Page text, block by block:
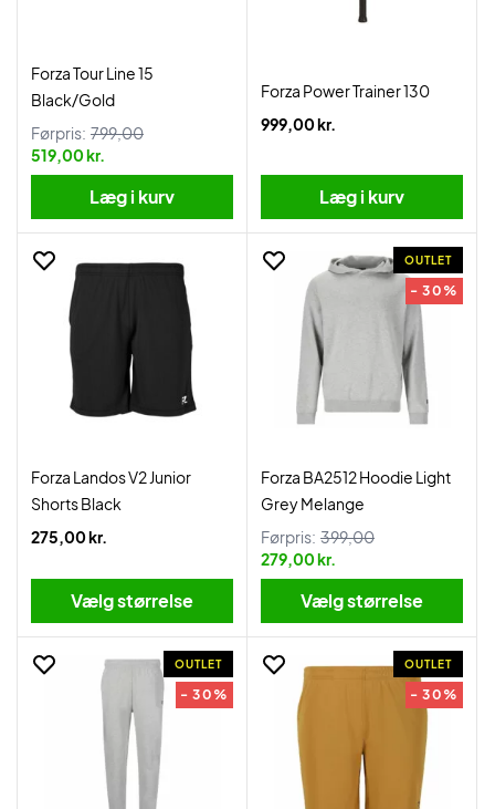
Forza Tour Line 15
Black/Gold
Førpris: 799,00
519,00 kr.
Læg i kurv
Forza Power Trainer 130
999,00 kr.
Læg i kurv
Forza Landos V2 Junior
Shorts Black
275,00 kr.
Vælg størrelse
OUTLET
- 30%
Forza BA2512 Hoodie Light
Grey Melange
Førpris: 399,00
279,00 kr.
Vælg størrelse
OUTLET
- 30%
OUTLET
- 30%